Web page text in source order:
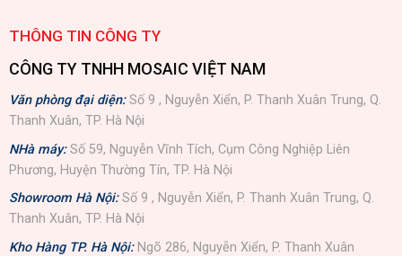
THÔNG TIN CÔNG TY
CÔNG TY TNHH MOSAIC VIỆT NAM
Văn phòng đại diện:Số 9 , Nguyễn Xiển, P. Thanh Xuân Trung, Q.
Thanh Xuân, TP. Hà Nội
NHà máy: Số 59, Nguyễn Vĩnh Tích, Cụm Công Nghiệp Liên
Phương, Huyện Thường Tín, TP. Hà Nội
Showroom Hà Nội: Số 9 , Nguyễn Xiển, P. Thanh Xuân Trung, Q.
Thanh Xuân, TP. Hà Nội
Kho Hàng TP. Hà Nội: Ngõ 286, Nguyễn Xiển, P. Thanh Xuân